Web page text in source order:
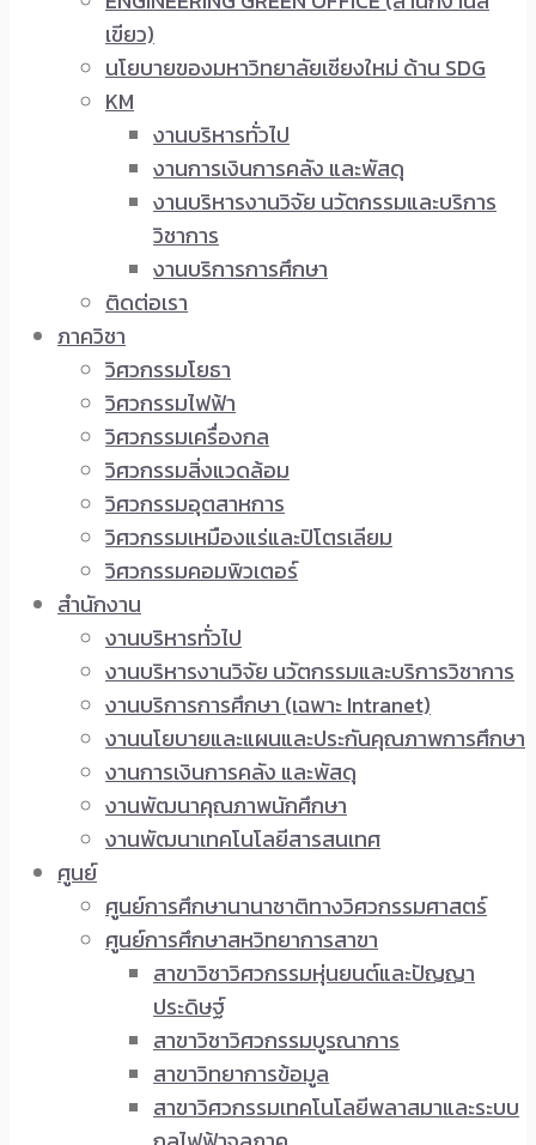
เขียว)
นโยบายของมหาวิทยาลัยเชียงใหม่ ด้าน SDG
KM
งานบริหารทั่วไป
งานการเงินการคลัง และพัสดุ
งานบริหารงานวิจัย นวัตกรรมและบริการ
วิชาการ
งานบริการการศึกษา
ติดต่อเรา
ภาควิชา
วิศวกรรมโยธา
วิศวกรรมไฟฟ้า
วิศวกรรมเครื่องกล
วิศวกรรมสิ่งแวดล้อม
วิศวกรรมอุตสาหการ
วิศวกรรมเหมืองแร่และปิโตรเลียม
วิศวกรรมคอมพิวเตอร์
สำนักงาน
งานบริหารทั่วไป
งานบริหารงานวิจัย นวัตกรรมและบริการวิชาการ
งานบริการการศึกษา (เฉพาะ Intranet)
งานนโยบายและแผนและประกันคุณภาพการศึกษา
งานการเงินการคลัง และพัสดุ
งานพัฒนาคุณภาพนักศึกษา
งานพัฒนาเทคโนโลยีสารสนเทศ
ศูนย์
ศูนย์การศึกษานานาชาติทางวิศวกรรมศาสตร์
ศูนย์การศึกษาสหวิทยาการสาขา
สาขาวิชาวิศวกรรมหุ่นยนต์และปัญญา
ประดิษฐ์
สาขาวิชาวิศวกรรมบูรณาการ
สาขาวิทยาการข้อมูล
สาขาวิศวกรรมเทคโนโลยีพลาสมาและระบบ